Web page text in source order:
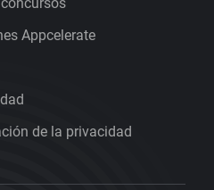
Appcelerate
de la privacidad